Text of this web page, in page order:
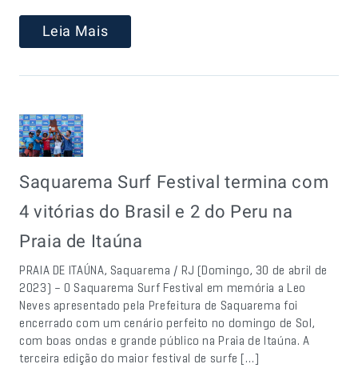
Leia Mais
Saquarema Surf Festival termina com
4 vitórias do Brasil e 2 do Peru na
Praia de Itaúna
PRAIA DE ITAÚNA, Saquarema / RJ (Domingo, 30 de abril de
2023) – O Saquarema Surf Festival em memória a Leo
Neves apresentado pela Prefeitura de Saquarema foi
encerrado com um cenário perfeito no domingo de Sol,
com boas ondas e grande público na Praia de Itaúna. A
terceira edição do maior festival de surfe […]